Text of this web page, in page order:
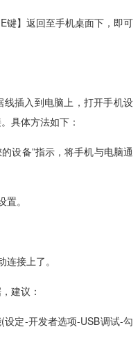
键】返回至手机桌面下，即可
插入到电脑上，打开手机设
具体方法如下：
设备”指示，将手机与电脑通
。
接上了。
建议：
定-开发者选项-USB调试-勾